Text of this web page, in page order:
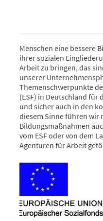
Menschen eine bessere
ihrer sozialen
Arbeit zu bringen, das
unserer
Themenschwerpunkte
(ESF) in Deutschland für
und sicher auch in den
diesem Sinne führen wir
Bildungsmaßnahmen
vom ESF oder von dem
Agenturen für Arbeit